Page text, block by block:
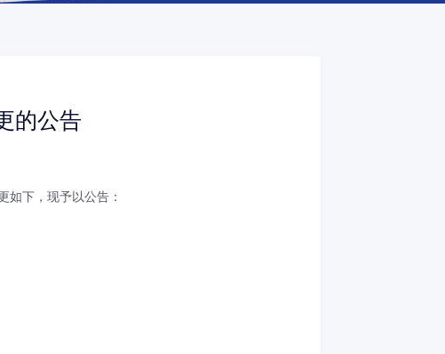
的公告
如下，现予以公告：